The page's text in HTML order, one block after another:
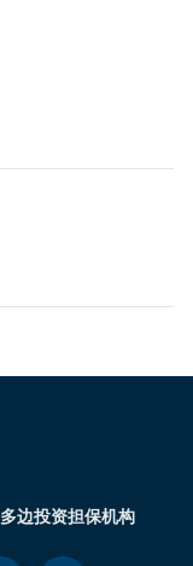
多边投资担保机构